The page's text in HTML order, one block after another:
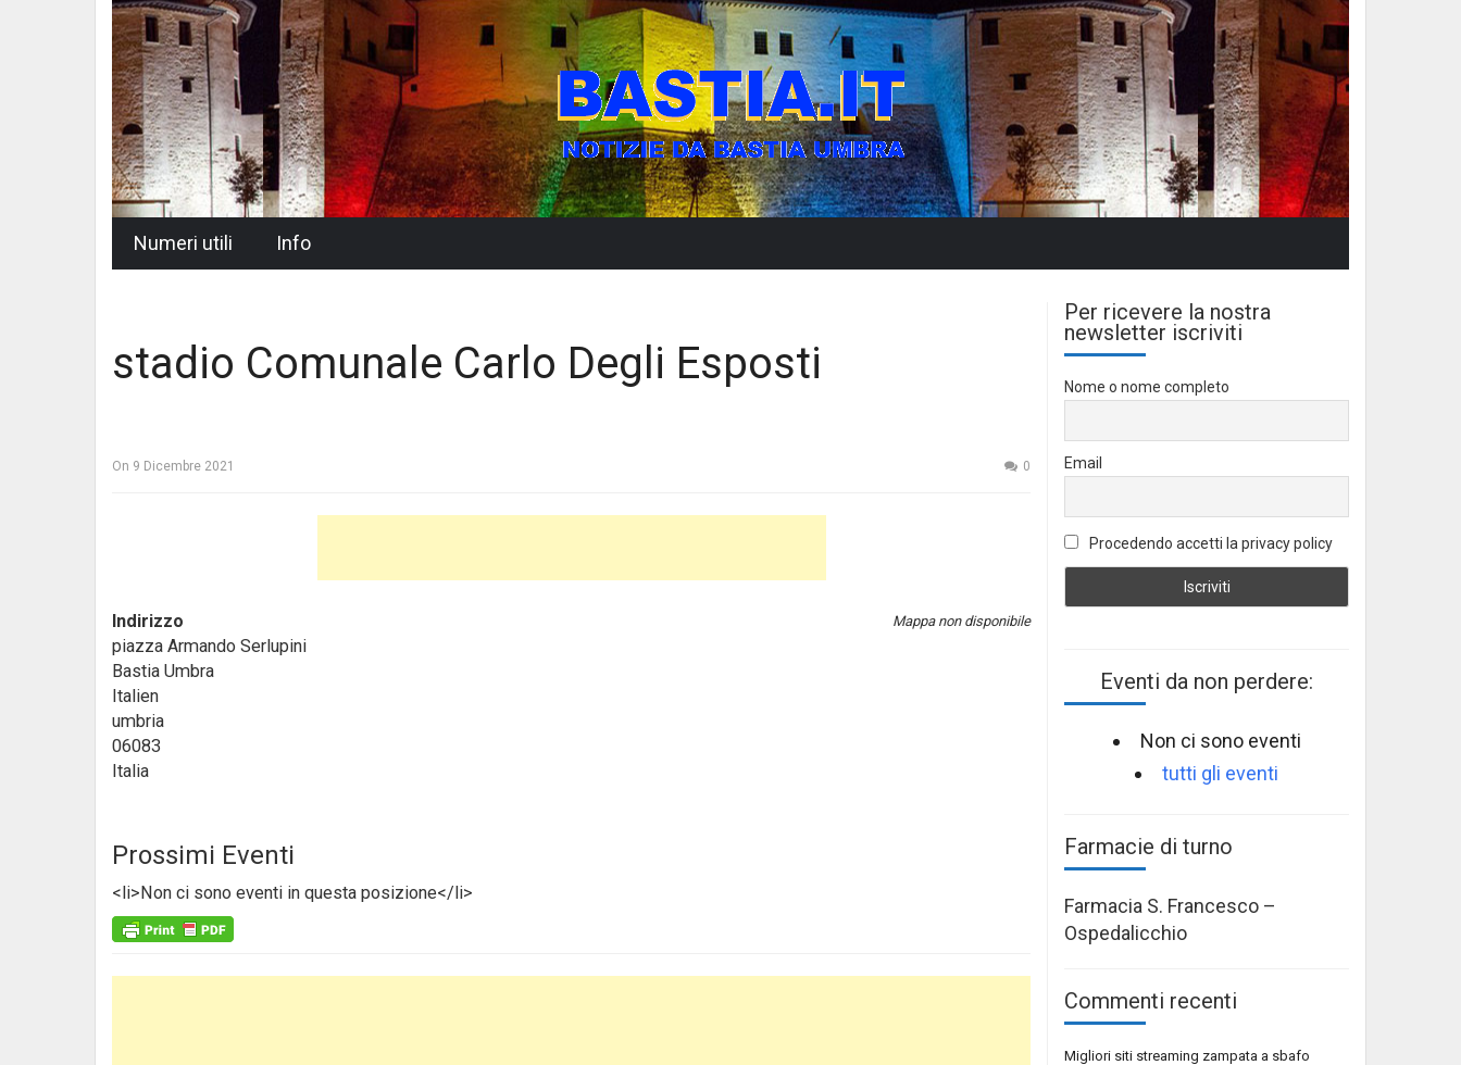
Numeri utili Info
stadio Comunale Carlo Degli Esposti
On 9 Dicembre 2021 0
Mappa non disponibile
Indirizzo
piazza Armando Serlupini
Bastia Umbra
Italien
umbria
06083
Italia
Prossimi Eventi
<li>Non ci sono eventi in questa posizione</li>
Per ricevere la nostra
newsletter iscriviti
Nome o nome completo
Email
Procedendo accetti la privacy policy
Eventi da non perdere:
Non ci sono eventi
tutti gli eventi
Farmacie di turno
Farmacia S. Francesco –
Ospedalicchio
Commenti recenti
Migliori siti streaming zampata a sbafo